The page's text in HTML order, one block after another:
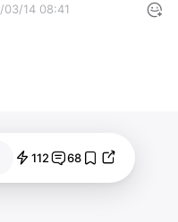
03/14 08:41
112 68